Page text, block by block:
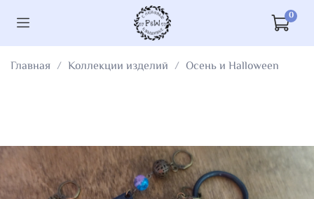
0
Главная Коллекции изделий Осень и Halloween